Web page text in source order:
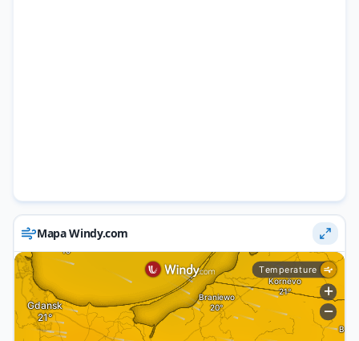
Mapa Windy.com